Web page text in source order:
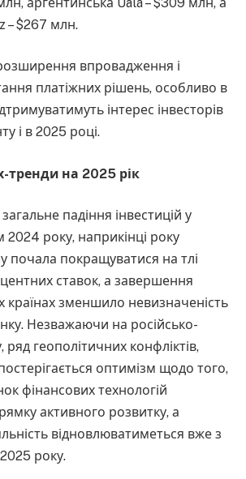
– $267 млн.
впровадження і
платіжних рішень, особливо в
інтерес інвесторів
і в 2025 році.
тренди на 2025 рік
падіння інвестицій у
2024 року, наприкінці року
почала покращуватися на тлі
ставок, а завершення
країнах зменшило невизначеність
Незважаючи на російсько-
ряд геополітичних конфліктів,
оптимізм щодо того,
фінансових технологій
активного розвитку, а
відновлюватиметься вже з
року.